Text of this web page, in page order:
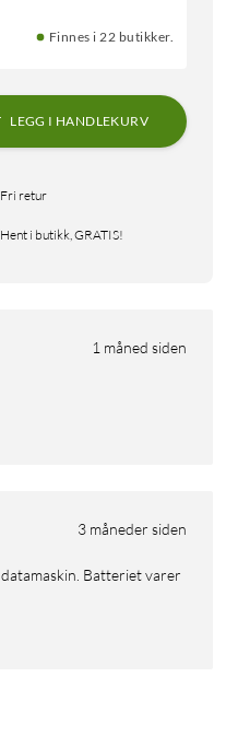
Finnes i 22 butikker.
LEGG I HANDLEKURV
Fri retur
Hent i butikk, GRATIS!
1 måned siden
3 måneder siden